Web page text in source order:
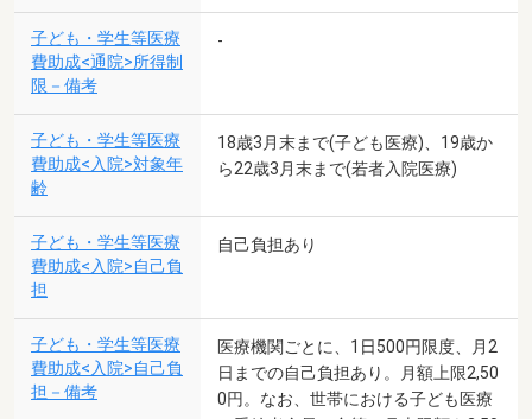
子ども・学生等医療
費助成<通院>所得制
限－備考
-
子ども・学生等医療
費助成<入院>対象年
齢
18歳3月末まで(子ども医療)、19歳か
ら22歳3月末まで(若者入院医療)
子ども・学生等医療
費助成<入院>自己負
担
自己負担あり
子ども・学生等医療
費助成<入院>自己負
担－備考
医療機関ごとに、1日500円限度、月2
日までの自己負担あり。月額上限2,50
0円。なお、世帯における子ども医療